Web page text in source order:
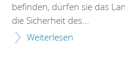
befinden, dürfen sie das
die Sicherheit des...
Weiterlesen